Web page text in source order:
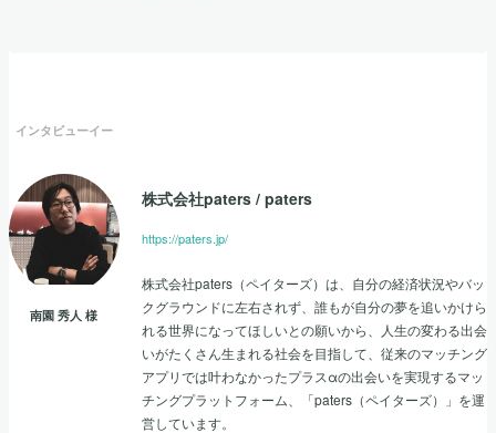
インタビューイー
南園 秀人 様
株式会社paters / paters
https://paters.jp/
株式会社paters（ペイターズ）は、自分の経済状況やバッ
クグラウンドに左右されず、誰もが自分の夢を追いかけら
れる世界になってほしいとの願いから、人生の変わる出会
いがたくさん生まれる社会を目指して、従来のマッチング
アプリでは叶わなかったプラスαの出会いを実現するマッ
チングプラットフォーム、「paters（ペイターズ）」を運
営しています。